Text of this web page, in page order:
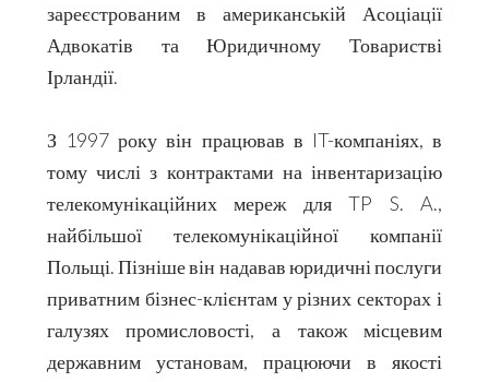
зареєстрованим в американській Асоціації
Адвокатів та Юридичному Товаристві
Ірландії.
З 1997 року він працював в IT-компаніях, в
тому числі з контрактами на інвентаризацію
телекомунікаційних мереж дляTP S.A.,
найбільшої телекомунікаційної компанії
Польщі. Пізніше він надавав юридичні послуги
приватним бізнес-клієнтам у різних секторах і
галузях промисловості, а також місцевим
державним установам, працюючи в якості